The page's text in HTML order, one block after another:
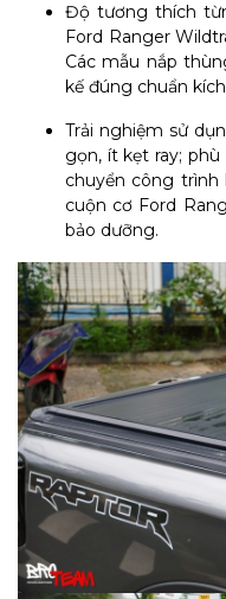
Độ tương thích
Ford Ranger
Các mẫu nắp
kế đúng chuẩn
Trải nghiệm sử
gọn, ít kẹt ray;
chuyển công
cuộn cơ Ford
bảo dưỡng.